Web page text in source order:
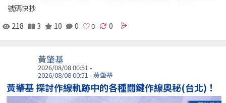
號碼快抄
218
3 10 0 0
黃肇基
2026/08/08 00:51 -
2026/08/08 00:51 - 黃肇基
黃肇基 探討作線軌跡中的各種關鍵作線奧秘(台北)！